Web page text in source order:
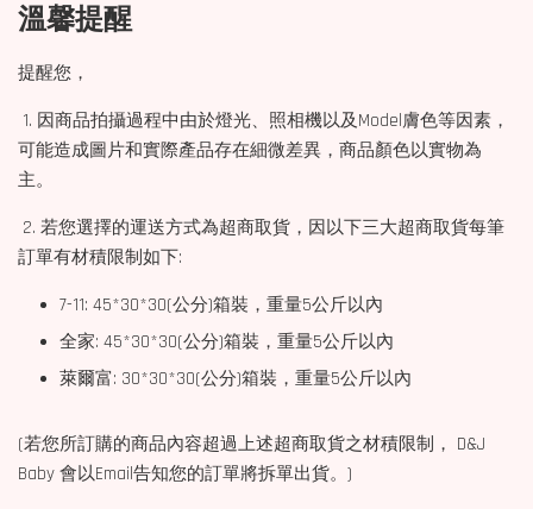
溫馨提醒
提醒您，
1. 因商品拍攝過程中由於燈光、照相機以及Model膚色等因素，
可能造成圖片和實際產品存在細微差異，商品顏色以實物為
主。
2. 若您選擇的運送方式為超商取貨，因以下三大超商取貨每筆
訂單有材積限制如下:
7-11: 45*30*30(公分)箱裝，重量5公斤以內
全家: 45*30*30(公分)箱裝，重量5公斤以內
萊爾富: 30*30*30(公分)箱裝，重量5公斤以內
(若您所訂購的商品內容超過上述超商取貨之材積限制， D&J
Baby 會以Email告知您的訂單將拆單出貨。)